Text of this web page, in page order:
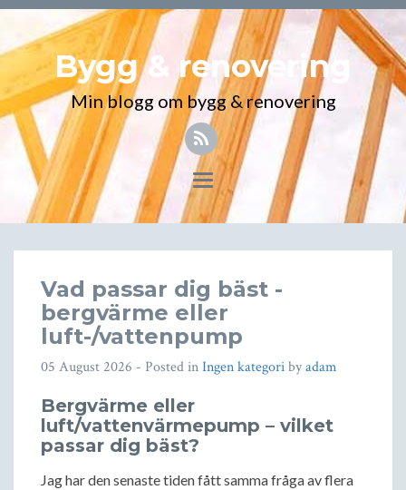
Bygg & renovering
Min blogg om bygg & renovering
Toggle
navigation
Vad passar dig bäst -
bergvärme eller
luft-/vattenpump
05 August 2026 - Posted inIngen kategoribyadam
Bergvärme eller
luft/vattenvärmepump – vilket
passar dig bäst?
Jag har den senaste tiden fått samma fråga av flera